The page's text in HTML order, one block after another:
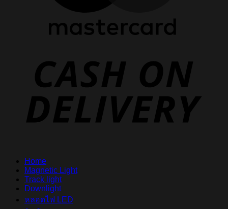
Home
Magnetic Light
Track light
Downlight
หลอดไฟ LED